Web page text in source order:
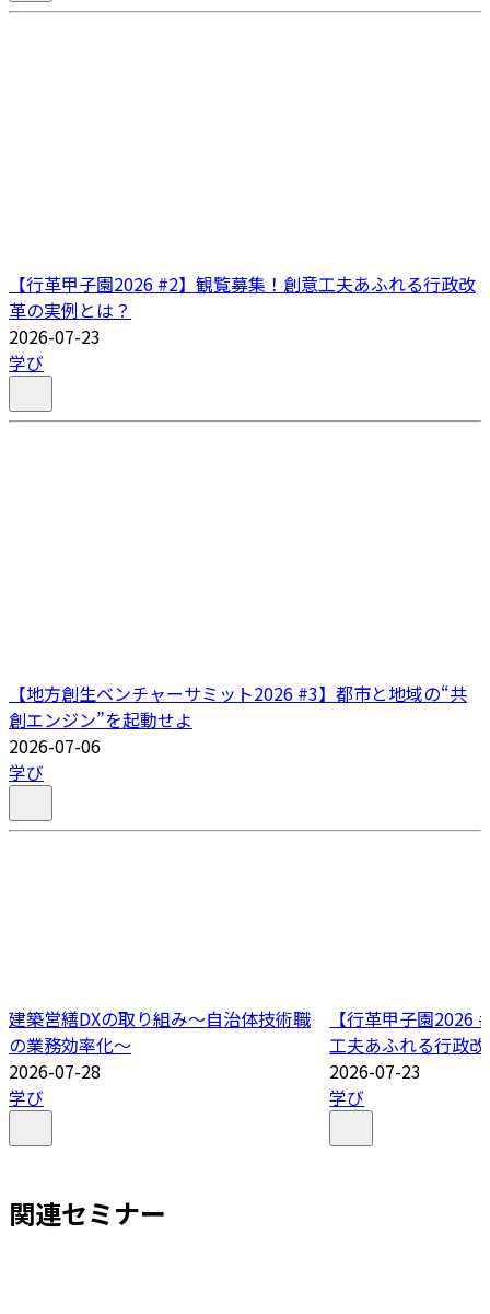
【行革甲子園2026 #2】観覧募集！創意工夫あふれる行政改
革の実例とは？
2026-07-23
学び
【地方創生ベンチャーサミット2026 #3】都市と地域の“共
創エンジン”を起動せよ
2026-07-06
学び
建築営繕DXの取り組み～自治体技術職
の業務効率化～
2026-07-28
学び
【行革甲子園2026
工夫あふれる行政
2026-07-23
学び
関連セミナー